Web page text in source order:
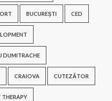
BUCUREȘTI CED
DUMITRACHE
CRAIOVA CUTEZĂTOR